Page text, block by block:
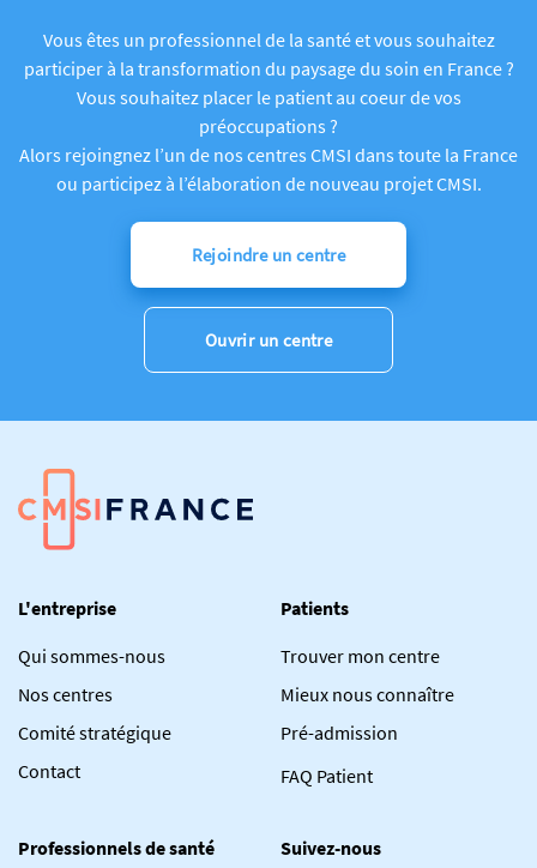
Vous êtes un professionnel de la santé et vous souhaitez
participer à la transformation du paysage du soin en France ?
Vous souhaitez placer le patient au coeur de vos
préoccupations ?
Alors rejoingnez l’un de nos centres CMSI dans toute la France
ou participez à l’élaboration de nouveau projet CMSI.
Rejoindre un centre
Ouvrir un centre
L'entreprise
Qui sommes-nous
Nos centres
Comité stratégique
Contact
Patients
Trouver mon centre
Mieux nous connaître
Pré-admission
FAQ Patient
Professionnels de santé Suivez-nous